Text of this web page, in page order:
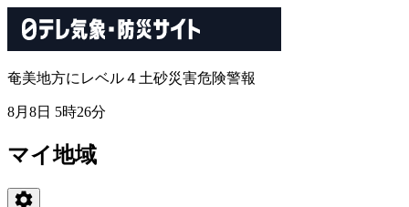
奄美地方にレベル４土砂災害危険警報
8月8日 5時26分
マイ地域